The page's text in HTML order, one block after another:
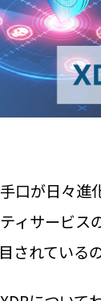
口が日々進
ィサービス
されているの